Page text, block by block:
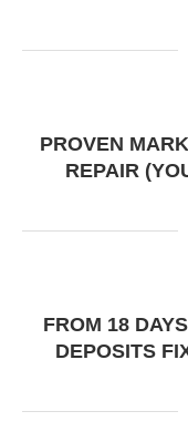
12 PROVEN
REPAIR
FROM 18
DEPOSITS